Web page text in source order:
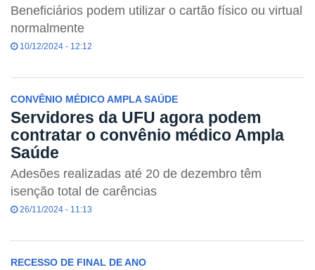
Beneficiários podem utilizar o cartão físico ou virtual
normalmente
10/12/2024 - 12:12
CONVÊNIO MÉDICO AMPLA SAÚDE
Servidores da UFU agora podem
contratar o convênio médico Ampla
Saúde
Adesões realizadas até 20 de dezembro têm
isenção total de carências
26/11/2024 - 11:13
RECESSO DE FINAL DE ANO